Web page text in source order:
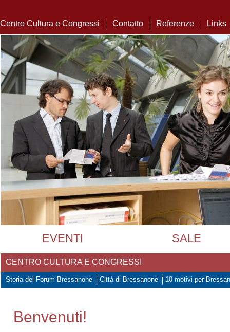
Centro Cultura e Congressi Contatto Referenze Links
EVENTI SALE
CENTRO CULTURA E CONGRESSI
Storia del Forum Bressanone Città di Bressanone 10 motivi per
Benvenuti!